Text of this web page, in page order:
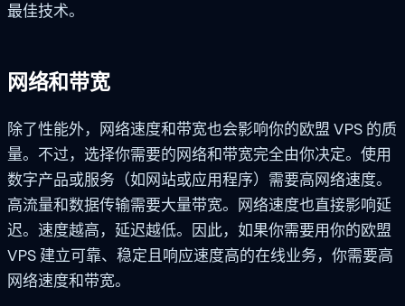
最佳技术。
网络和带宽
除了性能外，网络速度和带宽也会影响你的欧盟 VPS 的质
量。不过，选择你需要的网络和带宽完全由你决定。使用
数字产品或服务（如网站或应用程序）需要高网络速度。
高流量和数据传输需要大量带宽。网络速度也直接影响延
迟。速度越高，延迟越低。因此，如果你需要用你的欧盟
VPS 建立可靠、稳定且响应速度高的在线业务，你需要高
网络速度和带宽。